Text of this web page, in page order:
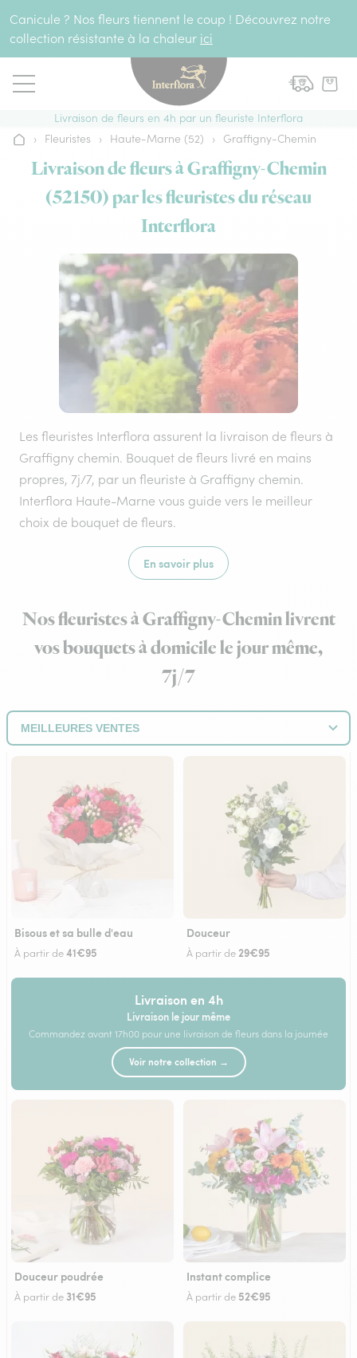
Canicule ? Nos fleurs tiennent le coup ! Découvrez notre
collection résistante à la chaleur ici
Livraison de fleurs en 4h par un fleuriste Interflora
Accueil
› Fleuristes › Haute-Marne (52) › Graffigny-Chemin
Livraison de fleurs à Graffigny-Chemin
(52150) par les fleuristes du réseau
Interflora
Les fleuristes Interflora assurent la livraison de fleurs à
Graffigny chemin. Bouquet de fleurs livré en mains
propres, 7j/7, par un fleuriste à Graffigny chemin.
Interflora Haute-Marne vous guide vers le meilleur
choix de bouquet de fleurs.
En savoir plus
Nos fleuristes à Graffigny-Chemin livrent
vos bouquets à domicile le jour même,
7j/7
Bisous et sa bulle d'eau
À partir de41€95
Douceur
À partir de29€95
Livraison en 4h
Livraison le jour même
Commandez avant 17h00 pour une livraison de fleurs dans la journée
Voir notre collection →
Douceur poudrée
À partir de 31€95
Instant complice
À partir de 52€95